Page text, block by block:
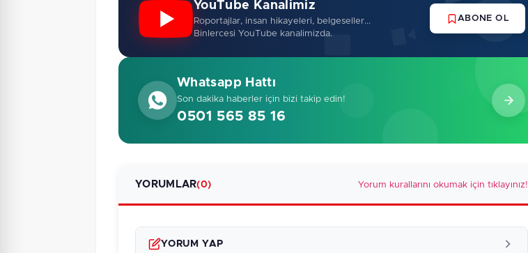
YouTube Kanalimiz
Roportajlar, insan hikayeleri, belgeseller...
Binlercesi YouTube kanalimizda.
ABONE OL
Whatsapp Hattı
Son dakika haberler için bizi takip edin!
0501 565 85 16
YORUMLAR(0) Yorum kurallarını okumak için tıklayınız!
YORUM YAP